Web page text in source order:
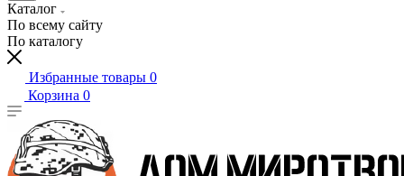
Каталог
По всему сайту
По каталогу
Избранные товары 0
Корзина 0